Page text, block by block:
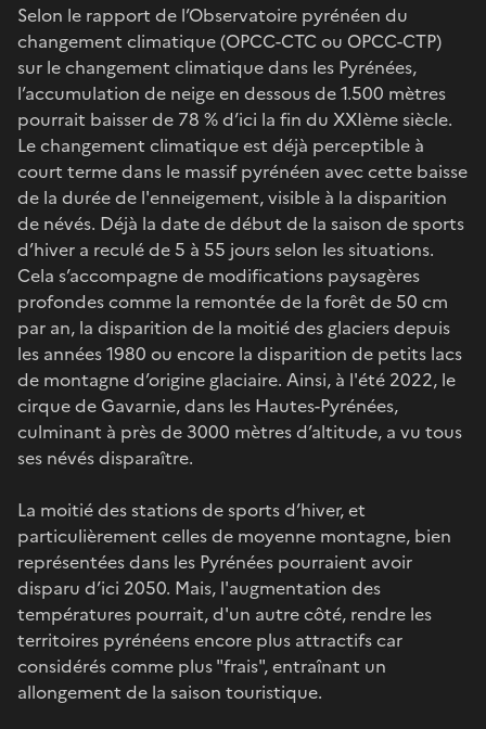
Selon le rapport de l’Observatoire pyrénéen du
changement climatique (OPCC-CTC ou OPCC-CTP)
sur le changement climatique dans les Pyrénées,
l’accumulation de neige en dessous de 1.500 mètres
pourrait baisser de 78 % d’ici la fin du XXIème siècle.
Le changement climatique est déjà perceptible à
court terme dans le massif pyrénéen avec cette baisse
de la durée de l'enneigement, visible à la disparition
de névés. Déjà la date de début de la saison de sports
d’hiver a reculé de 5 à 55 jours selon les situations.
Cela s’accompagne de modifications paysagères
profondes comme la remontée de la forêt de 50 cm
par an, la disparition de la moitié des glaciers depuis
les années 1980 ou encore la disparition de petits lacs
de montagne d’origine glaciaire. Ainsi, à l'été 2022, le
cirque de Gavarnie, dans les Hautes-Pyrénées,
culminant à près de 3000 mètres d’altitude, a vu tous
ses névés disparaître.
La moitié des stations de sports d’hiver, et
particulièrement celles de moyenne montagne, bien
représentées dans les Pyrénées pourraient avoir
disparu d’ici 2050. Mais, l'augmentation des
températures pourrait, d'un autre côté, rendre les
territoires pyrénéens encore plus attractifs car
considérés comme plus "frais", entraînant un
allongement de la saison touristique.